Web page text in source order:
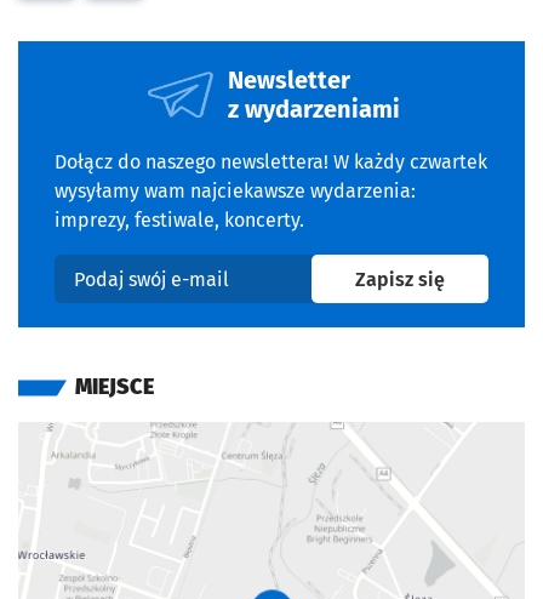
Newsletter
z wydarzeniami
Dołącz do naszego newslettera! W każdy czwartek
wysyłamy wam najciekawsze wydarzenia:
imprezy, festiwale, koncerty.
Podaj swój e-mail
Zapisz sięna
MIEJSCE